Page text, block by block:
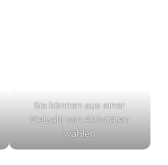
Sie können aus einer
Vielzahl von Aktivitäten
wählen